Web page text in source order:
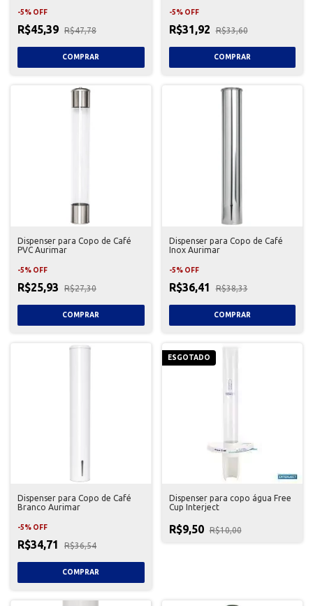
-5% OFF
R$45,39 R$47,78
-5% OFF
R$31,92 R$33,60
Dispenser para Copo de Café
PVC Aurimar
-5% OFF
R$25,93 R$27,30
Dispenser para Copo de Café
Inox Aurimar
-5% OFF
R$36,41 R$38,33
Dispenser para Copo de Café
Branco Aurimar
-5% OFF
R$34,71 R$36,54
ESGOTADO
Dispenser para copo água Free
Cup Interject
R$9,50 R$10,00